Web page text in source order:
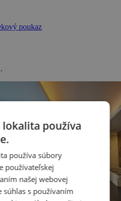
poukaz
lokalita používa
používa súbory
používateľskej
našej webovej
s používaním